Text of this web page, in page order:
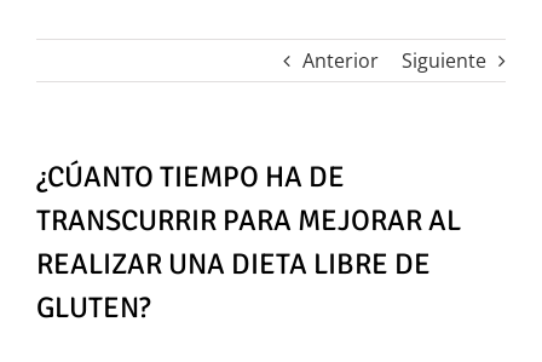
Anterior Siguiente
¿CÚANTO TIEMPO HA DE
TRANSCURRIR PARA MEJORAR AL
REALIZAR UNA DIETA LIBRE DE
GLUTEN?